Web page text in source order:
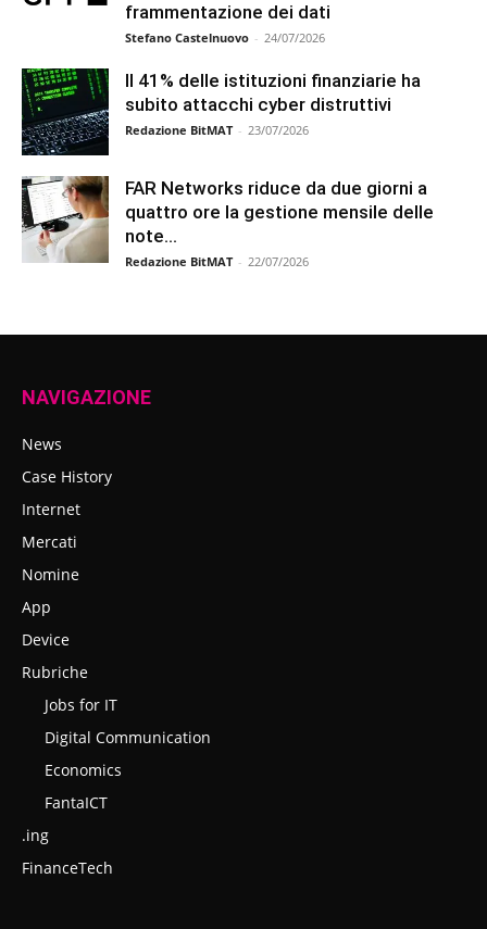
frammentazione dei dati
Stefano Castelnuovo - 24/07/2026
Il 41% delle istituzioni finanziarie ha
subito attacchi cyber distruttivi
Redazione BitMAT - 23/07/2026
FAR Networks riduce da due giorni a
quattro ore la gestione mensile delle
note...
Redazione BitMAT - 22/07/2026
NAVIGAZIONE
News
Case History
Internet
Mercati
Nomine
App
Device
Rubriche
Jobs for IT
Digital Communication
Economics
FantaICT
.ing
FinanceTech